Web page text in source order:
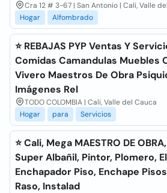
Cra 12 # 3-67 | San Antonio | Cali, Valle
Hogar
Alfombrado
⭐ REBAJAS PYP Ventas Y
Comidas Camandulas Muebles
Vivero Maestros De Obra
Imágenes Rel
TODO COLOMBIA | Cali, Valle del Cauca
Hogar
para Servicios
⭐ Cali, Mega MAESTRO DE
Super Albañil, Pintor, Plomero,
Enchapador Piso, Enchape
Raso, Instalad